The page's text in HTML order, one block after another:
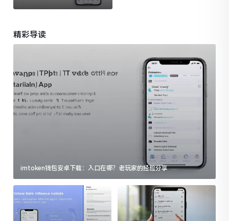
精彩导读
imtoken钱包安卓下载：入口在哪？老玩家的经验分享